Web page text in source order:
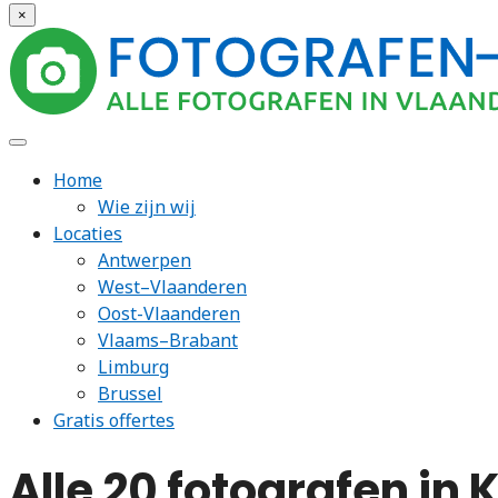
×
Home
Wie zijn wij
Locaties
Antwerpen
West–Vlaanderen
Oost-Vlaanderen
Vlaams–Brabant
Limburg
Brussel
Gratis offertes